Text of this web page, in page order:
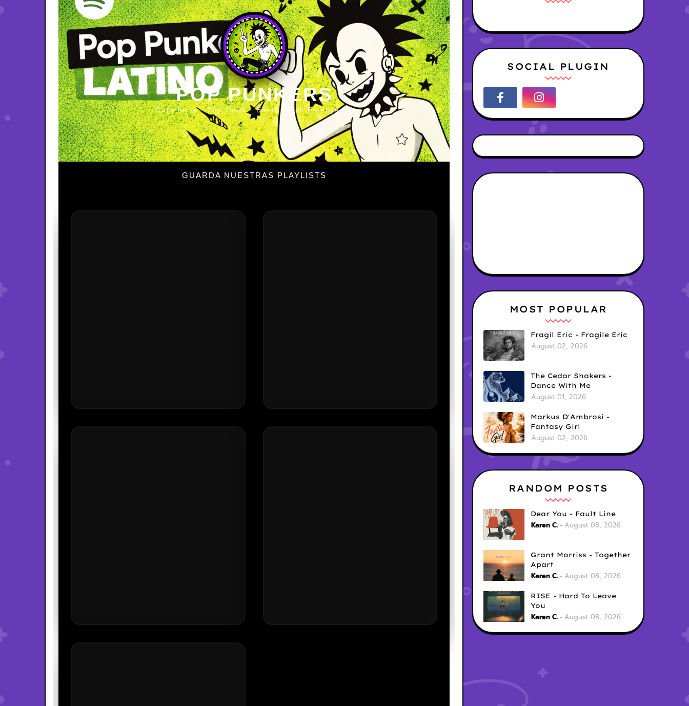
POP PUNKERS
Curaduría · Pop Punk · Emo · Rock Emergente
GUARDA NUESTRAS PLAYLISTS
SOCIAL PLUGIN
MOST POPULAR
Fragil Eric - Fragile Eric
August 02, 2026
The Cedar Shakers -
Dance With Me
August 01, 2026
Markus D'Ambrosi -
Fantasy Girl
August 02, 2026
RANDOM POSTS
Dear You - Fault Line
Karen C. August 08, 2026
Grant Morriss - Together
Apart
Karen C. August 08, 2026
RISE - Hard To Leave
You
Karen C. August 08, 2026